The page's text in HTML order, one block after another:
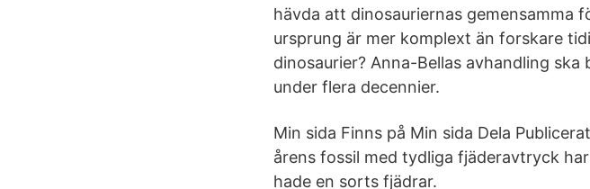
hävda att dinosauriernas gemensamma
ursprung är mer komplext än forskare
dinosaurier? Anna-Bellas avhandling
under flera decennier.
Min sida Finns på Min sida Dela
årens fossil med tydliga fjäderavtryck
hade en sorts fjädrar.